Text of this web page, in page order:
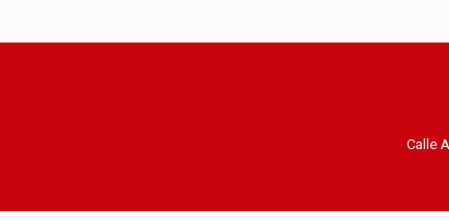
Calle